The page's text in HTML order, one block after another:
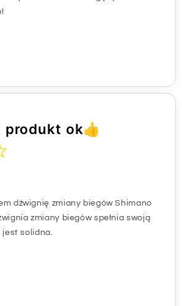
produkt ok👍
dźwignię zmiany biegów Shimano
zmiany biegów spełnia swoją
solidna.